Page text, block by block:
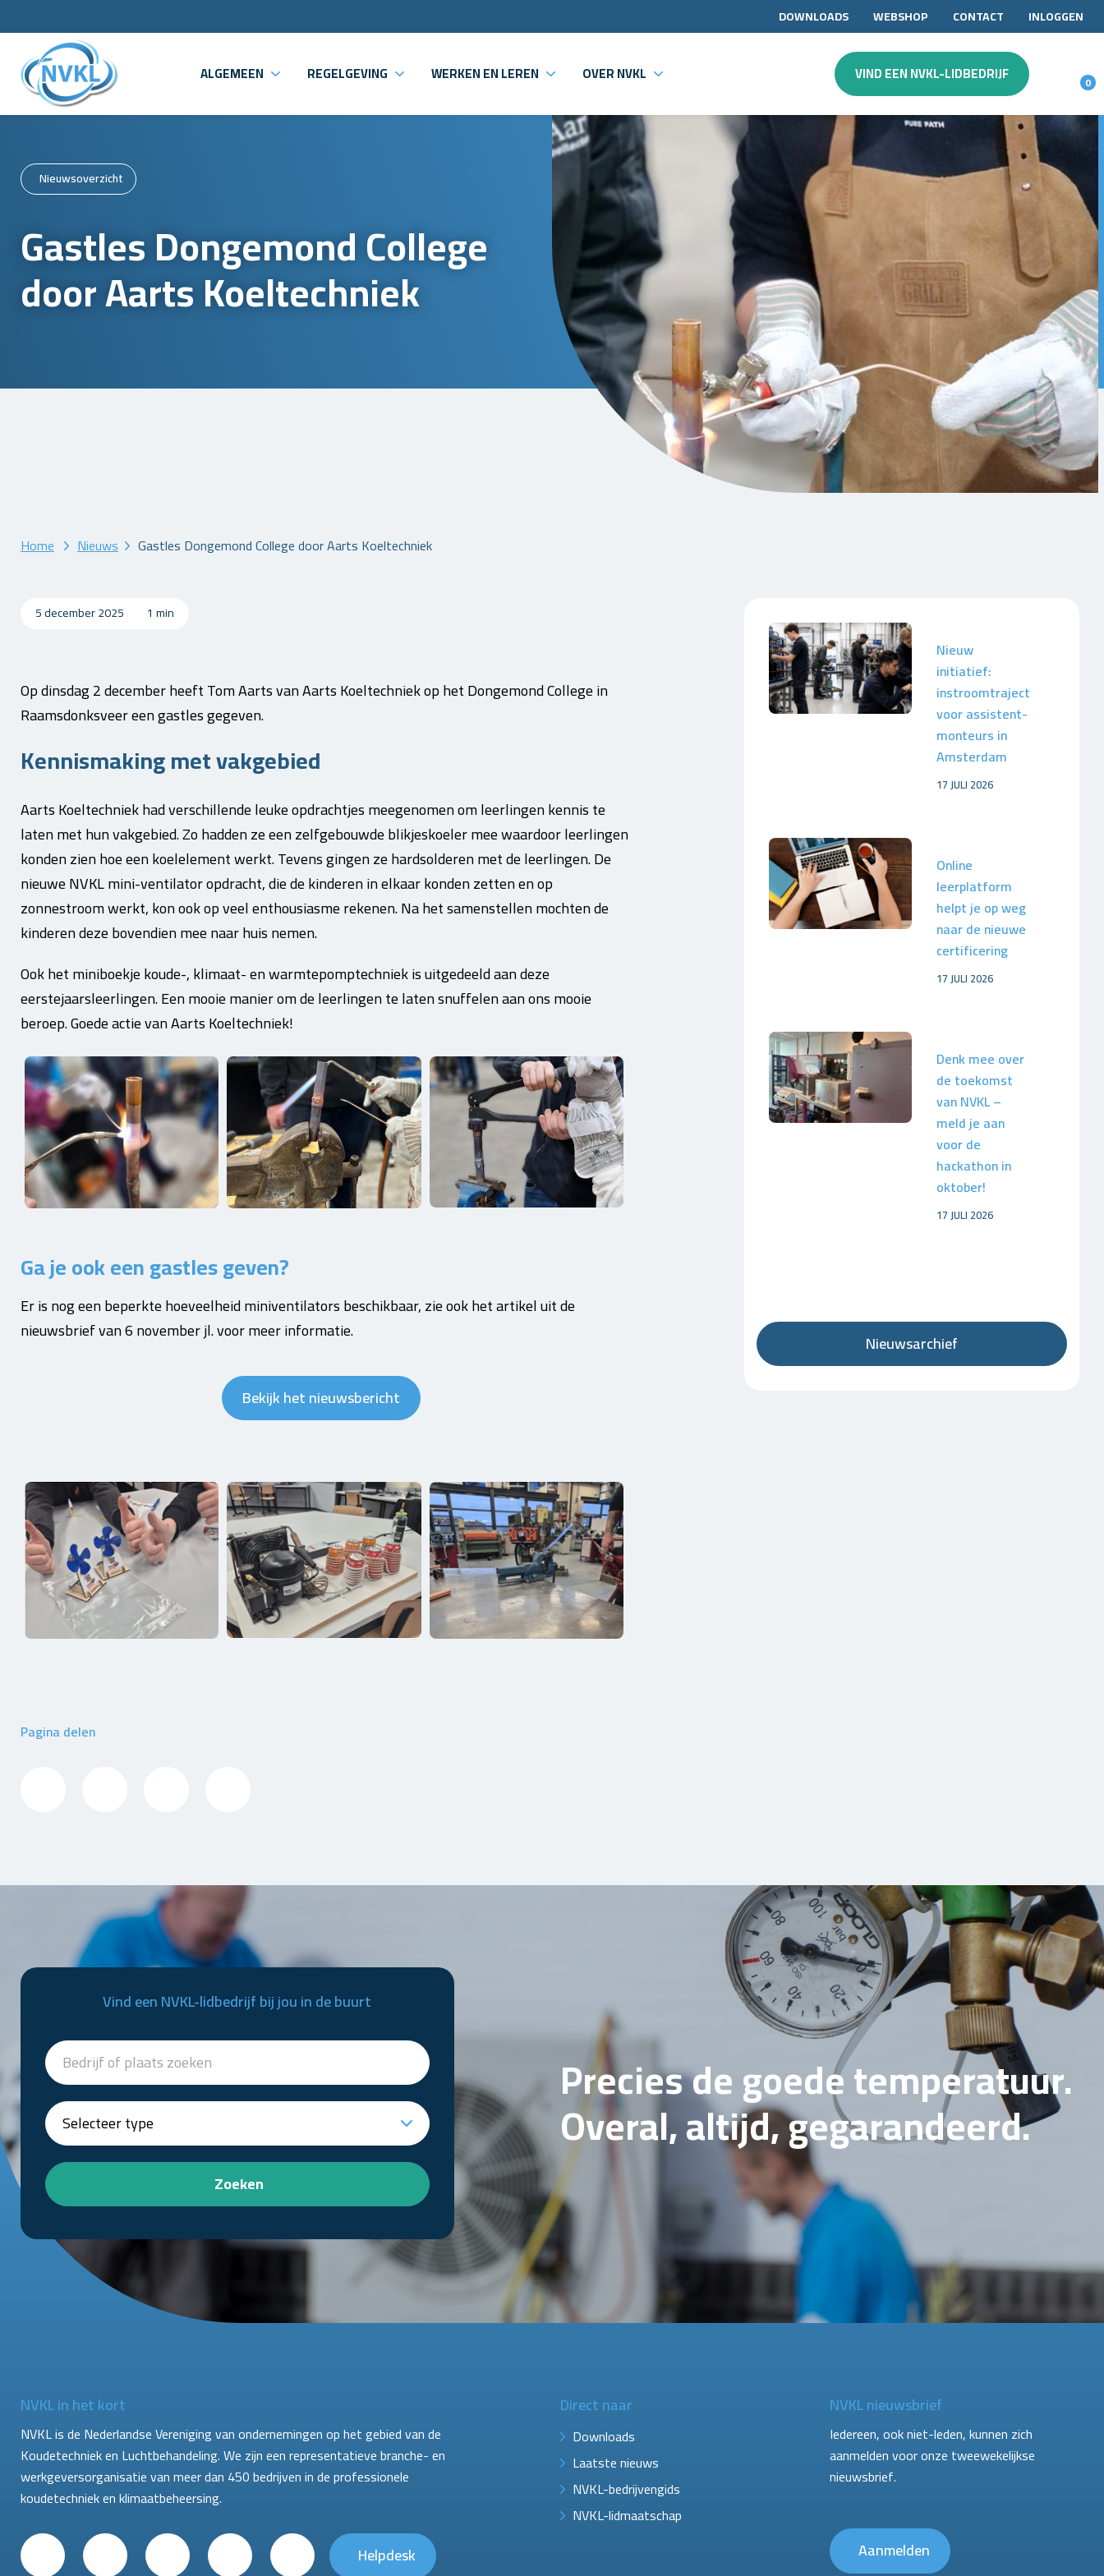
DOWNLOADS WEBSHOP CONTACT INLOGGEN
ALGEMEEN REGELGEVING WERKEN EN LEREN OVER NVKL VIND EEN NVKL-LIDBEDRIJF 0
Nieuwsoverzicht
Gastles Dongemond College
door Aarts Koeltechniek
Home Nieuws Gastles Dongemond College door Aarts Koeltechniek
5 december 2025 1 min
Op dinsdag 2 december heeft Tom Aarts van Aarts Koeltechniek op het Dongemond College in
Raamsdonksveer een gastles gegeven.
Kennismaking met vakgebied
Aarts Koeltechniek had verschillende leuke opdrachtjes meegenomen om leerlingen kennis te
laten met hun vakgebied. Zo hadden ze een zelfgebouwde blikjeskoeler mee waardoor leerlingen
konden zien hoe een koelelement werkt. Tevens gingen ze hardsolderen met de leerlingen. De
nieuwe NVKL mini-ventilator opdracht, die de kinderen in elkaar konden zetten en op
zonnestroom werkt, kon ook op veel enthousiasme rekenen. Na het samenstellen mochten de
kinderen deze bovendien mee naar huis nemen.
Ook het miniboekje koude-, klimaat- en warmtepomptechniek is uitgedeeld aan deze
eerstejaarsleerlingen.Een mooie manier om de leerlingen te laten snuffelen aan ons mooie
beroep. Goede actie van Aarts Koeltechniek!
Ga je ook een gastles geven?
Er is nog een beperkte hoeveelheid miniventilators beschikbaar, zie ook het artikel uit de
nieuwsbrief van 6 november jl. voor meer informatie.
Bekijk het nieuwsbericht
Pagina delen
Nieuw
initiatief:
instroomtraject
voor assistent-
monteurs in
Amsterdam
17 JULI 2026
Online
leerplatform
helpt je op weg
naar de nieuwe
certificering
17 JULI 2026
Denk mee over
de toekomst
van NVKL –
meld je aan
voor de
hackathon in
oktober!
17 JULI 2026
Nieuwsarchief
Vind een NVKL-lidbedrijf bij jou in de buurt
Zoeken
Precies de goede temperatuur.
Overal, altijd, gegarandeerd.
NVKL in het kort
NVKL is de Nederlandse Vereniging van ondernemingen op het gebied van de
Koudetechniek en Luchtbehandeling. We zijn een representatieve branche- en
werkgeversorganisatie van meer dan 450 bedrijven in de professionele
koudetechniek en klimaatbeheersing.
Helpdesk
Direct naar
Downloads
Laatste nieuws
NVKL-bedrijvengids
NVKL-lidmaatschap
NVKL nieuwsbrief
Iedereen, ook niet-leden, kunnen zich
aanmelden voor onze tweewekelijkse
nieuwsbrief.
Aanmelden